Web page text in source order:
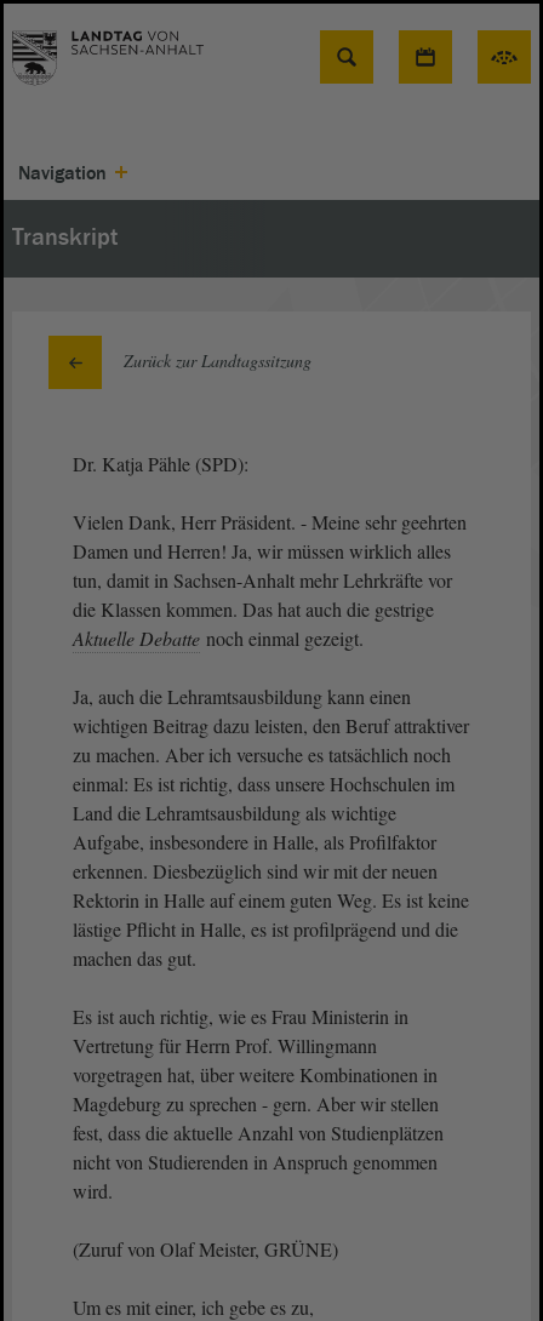
Suche
Navigation
Transkript
Zurück zur Landtagssitzung
Dr. Katja Pähle (SPD):
Vielen Dank, Herr Präsident. - Meine sehr geehrten
Damen und Herren! Ja, wir müssen wirklich alles
tun, damit in Sachsen-Anhalt mehr Lehrkräfte vor
die Klassen kommen. Das hat auch die gestrige
Aktuelle Debatte noch einmal gezeigt.
Ja, auch die Lehramtsausbildung kann einen
wichtigen Beitrag dazu leisten, den Beruf attraktiver
zu machen. Aber ich versuche es tatsächlich noch
einmal: Es ist richtig, dass unsere Hochschulen im
Land die Lehramtsausbildung als wichtige
Aufgabe, insbesondere in Halle, als Profilfaktor
erkennen. Diesbezüglich sind wir mit der neuen
Rektorin in Halle auf einem guten Weg. Es ist keine
lästige Pflicht in Halle, es ist profilprägend und die
machen das gut.
Es ist auch richtig, wie es Frau Ministerin in
Vertretung für Herrn Prof. Willingmann
vorgetragen hat, über weitere Kombinationen in
Magdeburg zu sprechen - gern. Aber wir stellen
fest, dass die aktuelle Anzahl von Studienplätzen
nicht von Studierenden in Anspruch genommen
wird.
(Zuruf von Olaf Meister, GRÜNE)
Um es mit einer, ich gebe es zu,